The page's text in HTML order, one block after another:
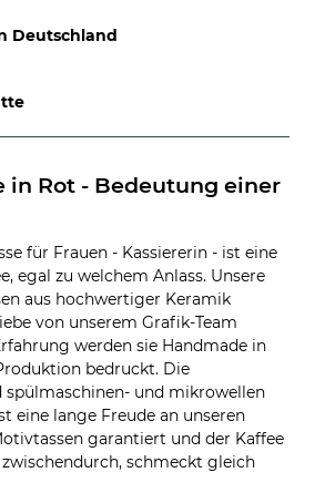
Deutschland
in Rot - Bedeutung einer
für Frauen - Kassiererin - ist eine
egal zu welchem Anlass. Unsere
aus hochwertiger Keramik
von unserem Grafik-Team
werden sie Handmade in
bedruckt. Die
spülmaschinen- und mikrowellen
eine lange Freude an unseren
garantiert und der Kaffee
schmeckt gleich